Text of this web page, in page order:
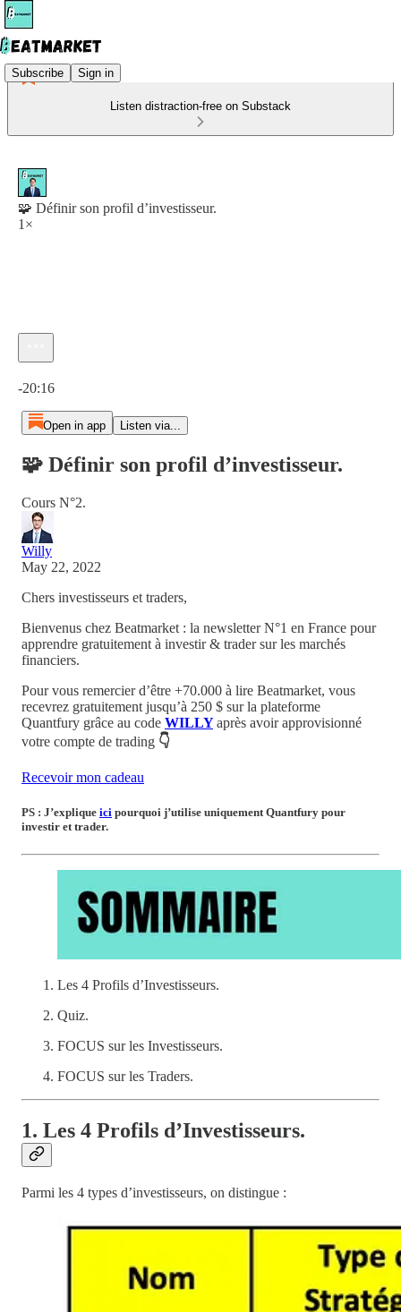
Subscribe Sign in
Listen distraction-free on Substack
🧩 Définir son profil d’investisseur.
1×
-20:16
Open in app Listen via...
🧩 Définir son profil d’investisseur.
Cours N°2.
Willy
May 22, 2022
Chers investisseurs et traders,
Bienvenus chez Beatmarket : la newsletter N°1 en France pour
apprendre gratuitement à investir & trader sur les marchés
financiers.
Pour vous remercier d’être +70.000 à lire Beatmarket, vous
recevrez gratuitement jusqu’à 250 $ sur la plateforme
Quantfury grâce au code WILLY après avoir approvisionné
votre compte de trading 👇
Recevoir mon cadeau
PS : J’explique ici pourquoi j’utilise uniquement Quantfury pour
investir et trader.
Les 4 Profils d’Investisseurs.
Quiz.
FOCUS sur les Investisseurs.
FOCUS sur les Traders.
1. Les 4 Profils d’Investisseurs.
Parmi les 4 types d’investisseurs, on distingue :